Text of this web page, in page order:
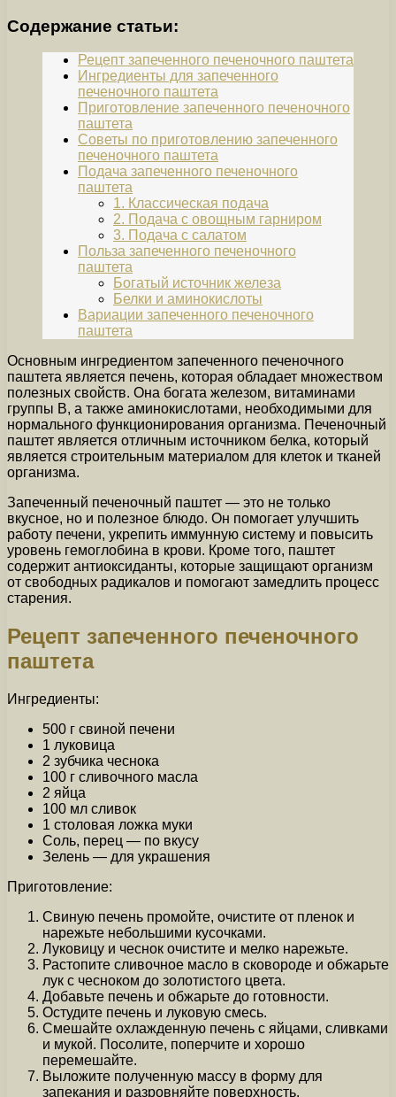
Содержание статьи:
Рецепт запеченного печеночного паштета
Ингредиенты для запеченного
печеночного паштета
Приготовление запеченного печеночного
паштета
Советы по приготовлению запеченного
печеночного паштета
Подача запеченного печеночного
паштета
1. Классическая подача
2. Подача с овощным гарниром
3. Подача с салатом
Польза запеченного печеночного
паштета
Богатый источник железа
Белки и аминокислоты
Вариации запеченного печеночного
паштета
Основным ингредиентом запеченного печеночного
паштета является печень, которая обладает множеством
полезных свойств. Она богата железом, витаминами
группы В, а также аминокислотами, необходимыми для
нормального функционирования организма. Печеночный
паштет является отличным источником белка, который
является строительным материалом для клеток и тканей
организма.
Запеченный печеночный паштет — это не только
вкусное, но и полезное блюдо. Он помогает улучшить
работу печени, укрепить иммунную систему и повысить
уровень гемоглобина в крови. Кроме того, паштет
содержит антиоксиданты, которые защищают организм
от свободных радикалов и помогают замедлить процесс
старения.
Рецепт запеченного печеночного
паштета
Ингредиенты:
500 г свиной печени
1 луковица
2 зубчика чеснока
100 г сливочного масла
2 яйца
100 мл сливок
1 столовая ложка муки
Соль, перец — по вкусу
Зелень — для украшения
Приготовление:
Свиную печень промойте, очистите от пленок и
нарежьте небольшими кусочками.
Луковицу и чеснок очистите и мелко нарежьте.
Растопите сливочное масло в сковороде и обжарьте
лук с чесноком до золотистого цвета.
Добавьте печень и обжарьте до готовности.
Остудите печень и луковую смесь.
Смешайте охлажденную печень с яйцами, сливками
и мукой. Посолите, поперчите и хорошо
перемешайте.
Выложите полученную массу в форму для
запекания и разровняйте поверхность.